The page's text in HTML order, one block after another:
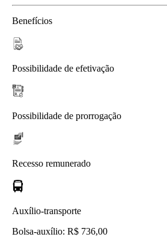
Benefícios
Possibilidade de efetivação
Possibilidade de prorrogação
Recesso remunerado
Auxílio-transporte
Bolsa-auxílio: R$ 736,00